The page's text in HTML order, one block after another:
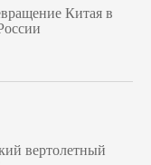
Китая в
вертолетный